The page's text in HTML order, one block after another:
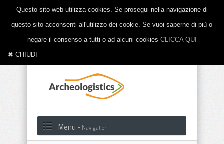
Menu - Navigation
Questo sito web utilizza cookies. Se prosegui nella navigazione di
questo sito acconsenti all'utilizzo dei cookie. Se vuoi saperne di più o
negare il consenso a tutti o ad alcuni cookies CLICCA QUI
✖ CHIUDI